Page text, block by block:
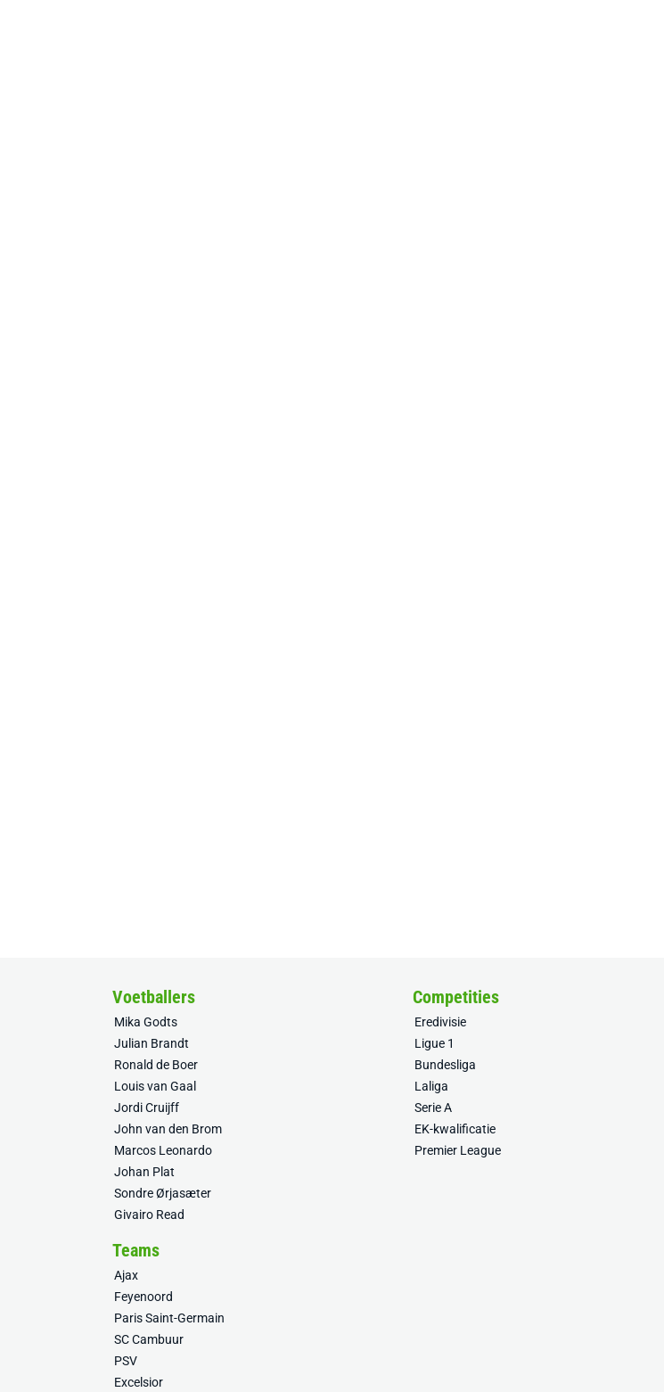
Voetballers
Mika Godts
Julian Brandt
Ronald de Boer
Louis van Gaal
Jordi Cruijff
John van den Brom
Marcos Leonardo
Johan Plat
Sondre Ørjasæter
Givairo Read
Competities
Eredivisie
Ligue 1
Bundesliga
Laliga
Serie A
EK-kwalificatie
Premier League
Teams
Ajax
Feyenoord
Paris Saint-Germain
SC Cambuur
PSV
Excelsior